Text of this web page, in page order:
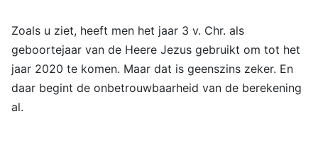
Zoals u ziet, heeft men het jaar 3 v. Chr. als
geboortejaar van de Heere Jezus gebruikt om tot het
jaar 2020 te komen. Maar dat is geenszins zeker. En
daar begint de onbetrouwbaarheid van de berekening
al.